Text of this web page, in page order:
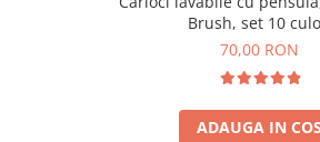
Brush, set 10
70,00 RON
ADAUGA IN COS